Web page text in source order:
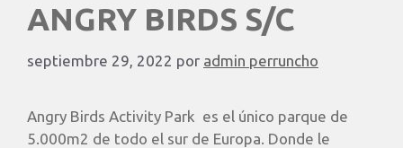
ANGRY BIRDS S/C
septiembre 29, 2022 por admin perruncho
Angry Birds Activity Park es el único parque de
5.000m2 de todo el sur de Europa. Donde le